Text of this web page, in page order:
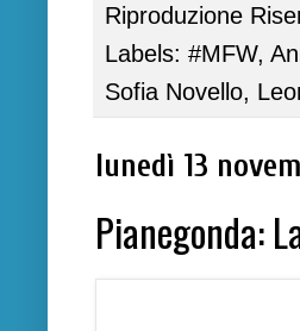
Riproduzione
Labels: #MFW,
Sofia Novello,
lunedì 13
Pianegonda: